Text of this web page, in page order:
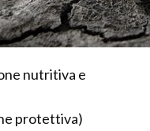
nutritiva e
protettiva)